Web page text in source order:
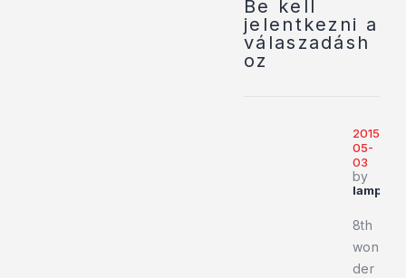
Be kell
jelentkezni a
válaszadásh
oz
2015-
05-
03
by
lamps8
8th
won
der